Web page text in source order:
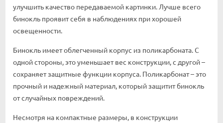
улучшить качество передаваемой картинки. Лучше всего
бинокль проявит себя в наблюдениях при хорошей
освещенности.
Бинокль имеет облегченный корпус из поликарбоната. С
одной стороны, это уменьшает вес конструкции, с другой –
сохраняет защитные функции корпуса. Поликарбонат – это
прочный и надежный материал, который защитит бинокль
от случайных повреждений.
Несмотря на компактные размеры, в конструкции